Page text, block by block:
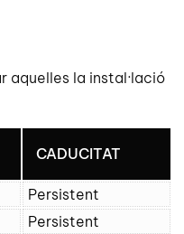
la instal·lació
CADUCITAT
Persistent
Persistent